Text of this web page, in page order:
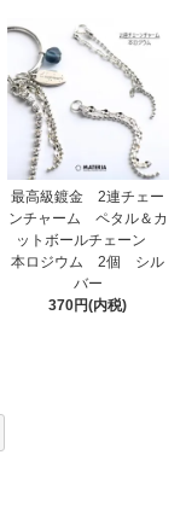
最高級鍍金 2連チェー
ンチャーム ペタル＆カ
ットボールチェーン
本ロジウム 2個 シル
バー
370円(内税)